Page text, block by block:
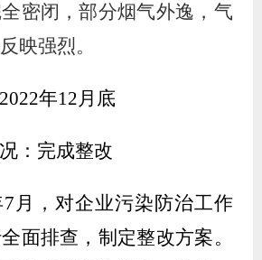
密闭，部分烟气外逸，气
映强烈。
2022年12月底
：完成整改
7 月，对企业污染防治工作
面排查，制定整改方案。